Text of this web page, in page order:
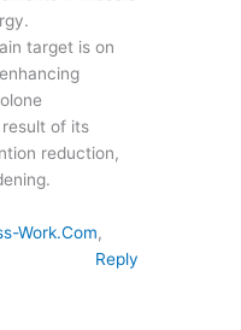
target is on
of its
reduction,
Work.Com,
Reply